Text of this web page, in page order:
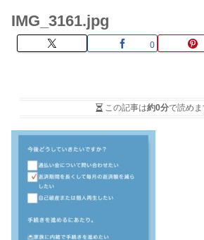
IMG_3161.jpg
0
この記事は約0分で読めま